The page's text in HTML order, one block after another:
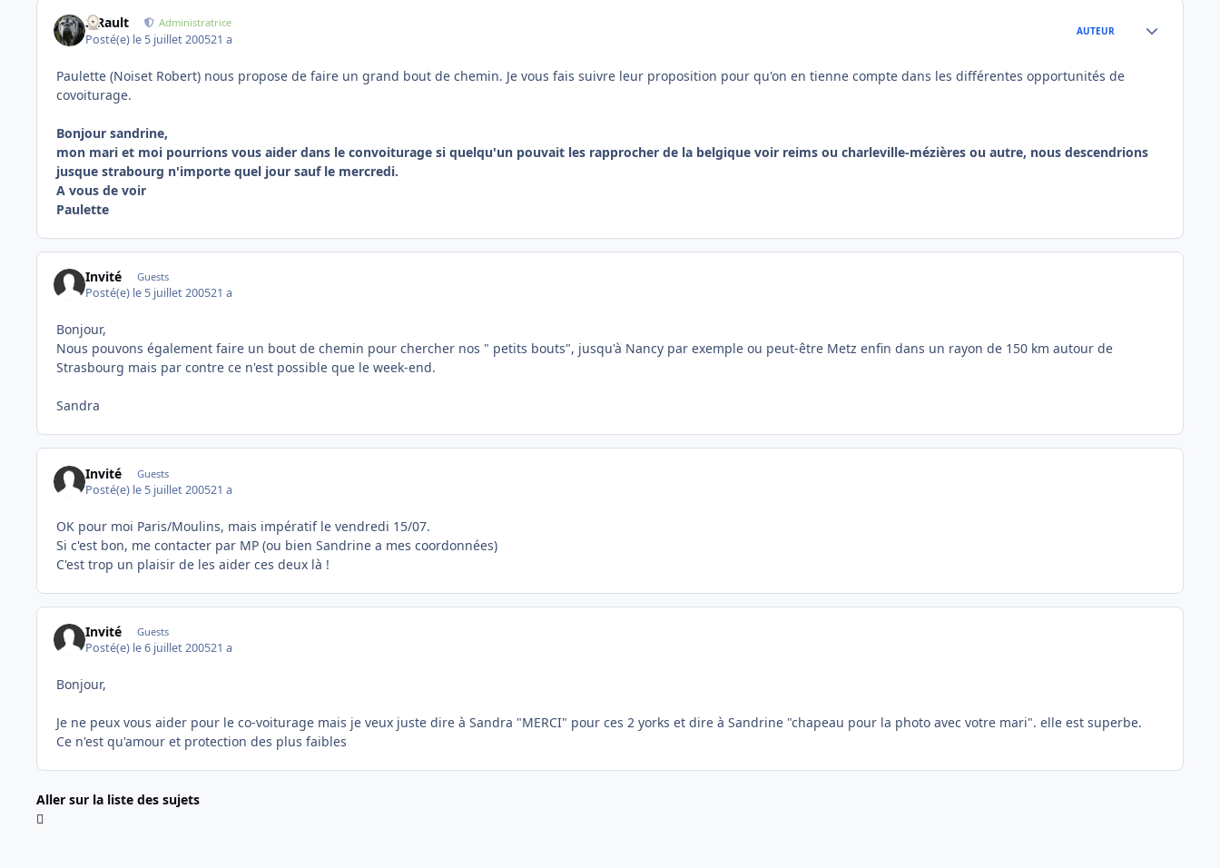
S.Rault Administratrice
Posté(e) le 5 juillet 200521 a
AUTEUR
Paulette (Noiset Robert) nous propose de faire un grand bout de chemin. Je vous fais suivre leur proposition pour qu'on en tienne compte dans les différentes opportunités de
covoiturage.
Bonjour sandrine,
mon mari et moi pourrions vous aider dans le convoiturage si quelqu'un pouvait les rapprocher de la belgique voir reims ou charleville-mézières ou autre, nous descendrions
jusque strabourg n'importe quel jour sauf le mercredi.
A vous de voir
Paulette
Invité Guests
Posté(e) le 5 juillet 200521 a
Bonjour,
Nous pouvons également faire un bout de chemin pour chercher nos " petits bouts", jusqu'à Nancy par exemple ou peut-être Metz enfin dans un rayon de 150 km autour de
Strasbourg mais par contre ce n'est possible que le week-end.
Sandra
Invité Guests
Posté(e) le 5 juillet 200521 a
OK pour moi Paris/Moulins, mais impératif le vendredi 15/07.
Si c'est bon, me contacter par MP (ou bien Sandrine a mes coordonnées)
C'est trop un plaisir de les aider ces deux là !
Invité Guests
Posté(e) le 6 juillet 200521 a
Bonjour,
Je ne peux vous aider pour le co-voiturage mais je veux juste dire à Sandra "MERCI" pour ces 2 yorks et dire à Sandrine "chapeau pour la photo avec votre mari". elle est superbe.
Ce n'est qu'amour et protection des plus faibles
Aller sur la liste des sujets